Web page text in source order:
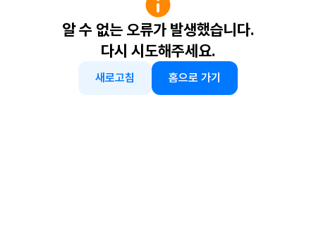
알 수 없는 오류가 발생했습니다.
다시 시도해주세요.
새로고침 홈으로 가기